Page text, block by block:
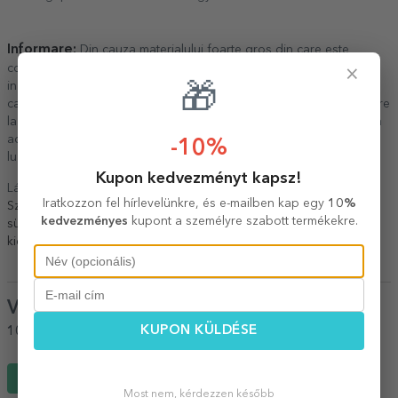
Informare:Din cauza materialului foarte gros din care este
construită mănusa de bucătărie, pot aparea mici cute albe / zone
in care nu se poate printa. Noi considerăm că nu afectează
calitatea generală a produsului, însă dacă aveți neclaritați cu privire
la acest aspect, vă rugăm să ne contactați ÎNAINTE de a comanda
acest produs. Orice reclamație ulterioară pe acest subiect nu va fi
luata în considerare.
Lásd még más Személyre szabott konyhai kiegészítők húsvétra
Személyre szabott húsvéti ajándékok ,Személyre szabott
sütőkesztyűk és konyhai kiegészítők,A konyha,Minden konyhai
kiegészítő
Vélemények(Notă5/ 5)
100%
ajánlaná egy barátjának
×
🎁
-10%
Kupon kedvezményt kapsz!
Iratkozzon fel hírlevelünkre, és e-mailben kap egy 10%
kedvezményes kupont a személyre szabott termékekre.
KUPON KÜLDÉSE
Most nem, kérdezzen később